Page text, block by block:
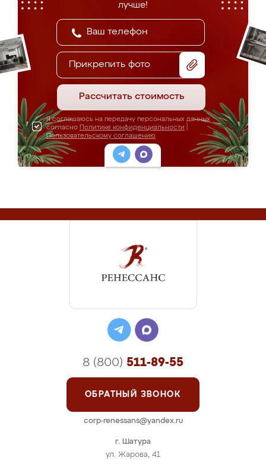
лучше!
Прикрепить фото
Рассчитать стоимость
Я соглашаюсь на передачу персональных данных
согласно Политике конфиденциальности
Пользовательскому соглашению
г. Шатура
ул. Жарова, 41
8 (800) 511-89-55
ОБРАТНЫЙ ЗВОНОК
corp-renessans@yandex.ru